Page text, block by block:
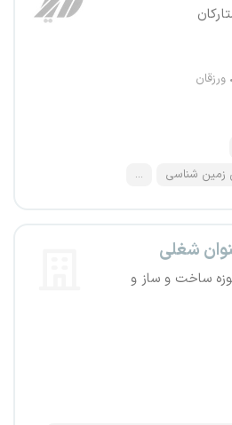
ورزقان
زمین شناسی
...
ساخت و ساز و